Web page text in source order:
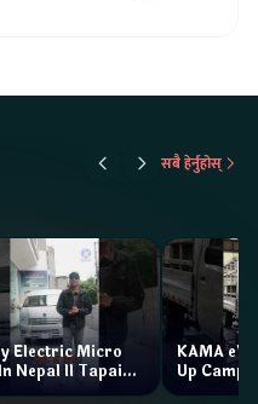
सबै हेर्नुहोस्
Electric Micro
Nepal II Tapaiko
II Jankari
KAMA eV
Up Camp